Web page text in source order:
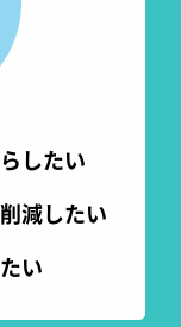
したい
減したい
い